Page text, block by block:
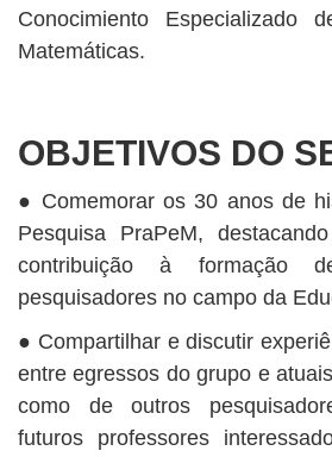
Conocimiento Especializado
Matemáticas.
OBJETIVOS DO
● Comemorar os 30 anos de
Pesquisa PraPeM,
contribuição à formação
pesquisadores no campo da
● Compartilhar e discutir
entre egressos do grupo e
como de outros
futuros professores